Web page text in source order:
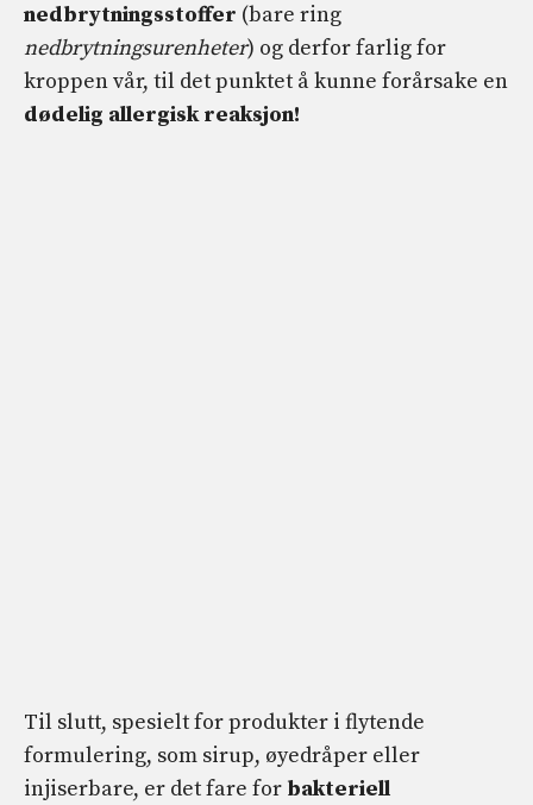
nedbrytningsstoffer (bare ring
nedbrytningsurenheter) og derfor farlig for
kroppen vår, til det punktet å kunne forårsake en
dødelig allergisk reaksjon!
Til slutt, spesielt for produkter i flytende
formulering, som sirup, øyedråper eller
injiserbare, er det fare for bakteriell